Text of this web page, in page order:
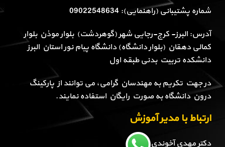
شماره پشتیبانی (راهنمایی): 09022548634
آدرس: البرز- کرج-رجایی شهر (گوهردشت) بلوار موذن بلوار
کمالی دهقان (بلوار دانشگاه) دانشگاه پیام نور استان البرز
دانشکده تربیت بدنی طبقه اول
در جهت تکریم به مهندسان گرامی، می توانند از پارکینگ
درون دانشگاه به صورت رایگان استفاده نمایند.
ارتباط با مدیر آموزش
دکتر مهدی آخوندی